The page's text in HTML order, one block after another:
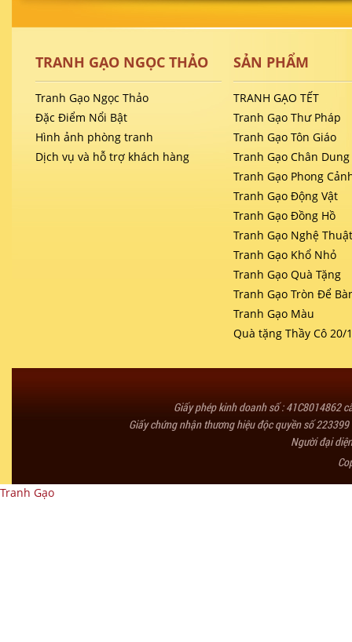
TRANH GẠO NGỌC THẢO
Tranh Gạo Ngọc Thảo
Đặc Điểm Nổi Bật
Hình ảnh phòng tranh
Dịch vụ và hỗ trợ khách hàng
SẢN PHẨM
TRANH GẠO TẾT
Tranh Gạo Thư Pháp
Tranh Gạo Tôn Giáo
Tranh Gạo Chân Dung
Tranh Gạo Phong
Tranh Gạo Động Vật
Tranh Gạo Đồng Hồ
Tranh Gạo Nghệ
Tranh Gạo Khổ Nhỏ
Tranh Gạo Quà Tặng
Tranh Gạo Tròn Để
Tranh Gạo Màu
Quà tặng Thầy Cô 20/
Giấy phép kinh doanh số : 41C8014862
Giấy chứng nhận thương hiệu độc quyền số
Người đại
Tranh Gạo